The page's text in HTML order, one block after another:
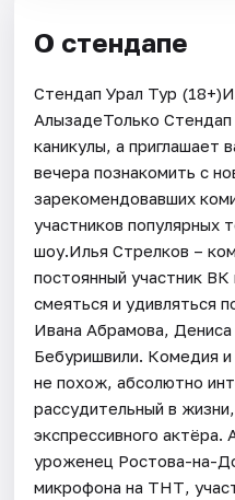
О стендапе
Стендап Урал Тур
АлызадеТолько
каникулы, а приглашает
вечера познакомить с
зарекомендовавших
участников популярных
шоу.Илья Стрелков –
постоянный участник
смеяться и удивляться
Ивана Абрамова,
Бебуришвили. Комедия и
не похож, абсолютно
рассудительный в
экспрессивного
уроженец Ростова-на-
микрофона на ТНТ,